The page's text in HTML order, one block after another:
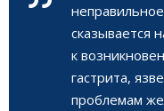
сказывается
к
гастрита,
проблемам